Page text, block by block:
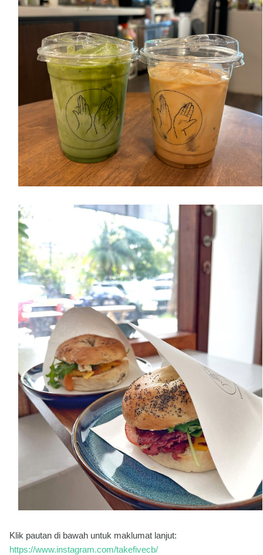
Klik pautan di bawah untuk maklumat lanjut:
https://www.instagram.com/takefivecb/